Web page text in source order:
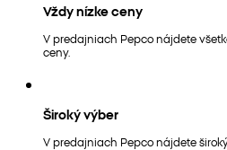
Vždy nízke ceny
V predajniach Pepco nájdete
ceny.
Široký výber
V predajniach Pepco nájdete